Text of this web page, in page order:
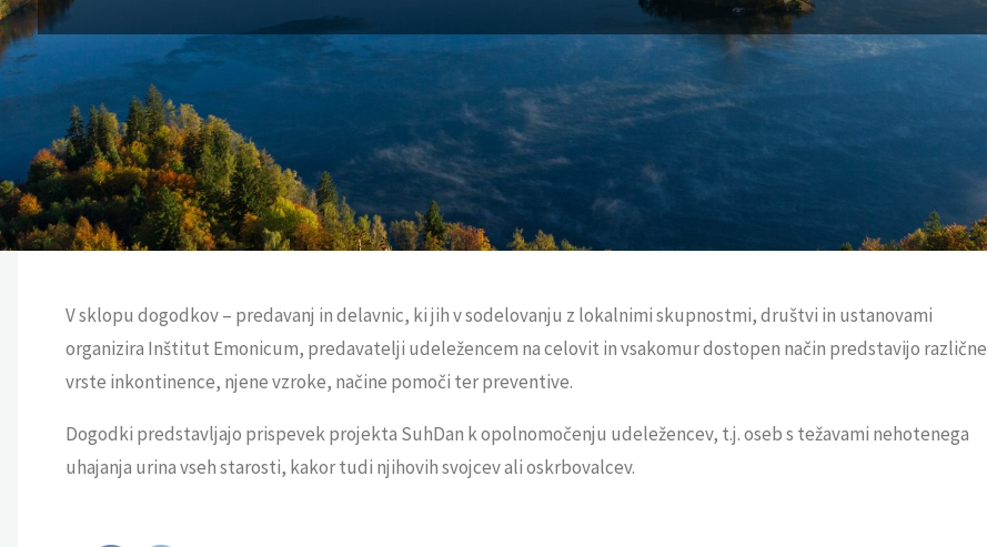
V sklopu dogodkov – predavanj in delavnic, ki jih v sodelovanju z lokalnimi skupnostmi, društvi in ustanovami
organizira Inštitut Emonicum, predavatelji udeležencem na celovit in vsakomur dostopen način predstavijo različne
vrste inkontinence, njene vzroke, načine pomoči ter preventive.
Dogodki predstavljajo prispevek projekta SuhDan k opolnomočenju udeležencev, t.j. oseb s težavami nehotenega
uhajanja urina vseh starosti, kakor tudi njihovih svojcev ali oskrbovalcev.